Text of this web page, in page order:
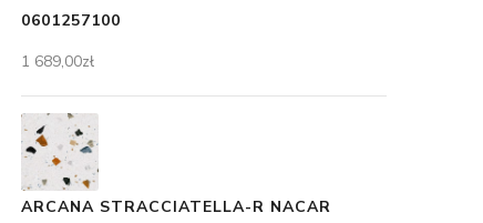
0601257100
1 689,00zł
ARCANA STRACCIATELLA-R NACAR